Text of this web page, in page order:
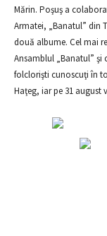
Mărin. Poşuş a
Armatei, „Banatul” din
două albume. Cel mai
Ansamblul „Banatul”
folclorişti cunoscuţi în
Haţeg, iar pe 31 august